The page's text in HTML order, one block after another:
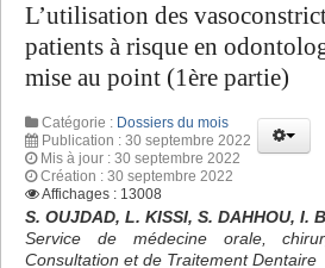
L’utilisation des
patients à risque en
mise au point (1ère partie)
Catégorie : Dossiers du mois
Publication : 30 septembre 2022
Mis à jour : 30 septembre 2022
Création : 30 septembre 2022
Affichages : 13008
S. OUJDAD, L. KISSI, S. DAHHOU, I.
Service de médecine orale,
Consultation et de Traitement Dentaire